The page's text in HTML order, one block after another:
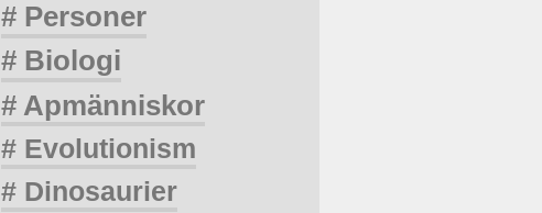
# Personer
# Biologi
# Apmänniskor
# Evolutionism
# Dinosaurier